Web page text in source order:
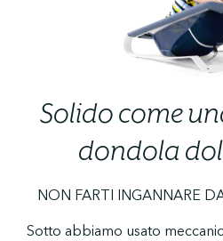
Solido come
dondola
NON FARTI INGANNARE
Sotto abbiamo usato